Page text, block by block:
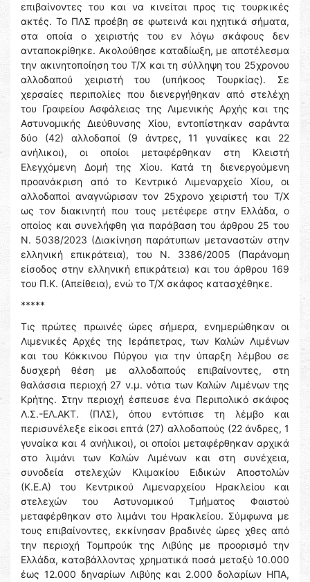
επιβαίνοντες του και να κινείται προς τις τουρκικές
ακτές. Το ΠΛΣ προέβη σε φωτεινά και ηχητικά σήματα,
στα οποία ο χειριστής του εν λόγω σκάφους δεν
ανταποκρίθηκε. Ακολούθησε καταδίωξη, με αποτέλεσμα
την ακινητοποίηση του Τ/Χ και τη σύλληψη του 25χρονου
αλλοδαπού χειριστή του (υπήκοος Τουρκίας). Σε
χερσαίες περιπολίες που διενεργήθηκαν από στελέχη
του Γραφείου Ασφάλειας της Λιμενικής Αρχής και της
Αστυνομικής Διεύθυνσης Χίου, εντοπίστηκαν σαράντα
δύο (42) αλλοδαποί (9 άντρες, 11 γυναίκες και 22
ανήλικοι), οι οποίοι μεταφέρθηκαν στη Κλειστή
Ελεγχόμενη Δομή της Χίου. Κατά τη διενεργούμενη
προανάκριση από το Κεντρικό Λιμεναρχείο Χίου, οι
αλλοδαποί αναγνώρισαν τον 25χρονο χειριστή του Τ/Χ
ως τον διακινητή που τους μετέφερε στην Ελλάδα, ο
οποίος και συνελήφθη για παράβαση του άρθρου 25 του
Ν. 5038/2023 (Διακίνηση παράτυπων μεταναστών στην
ελληνική επικράτεια), του Ν. 3386/2005 (Παράνομη
είσοδος στην ελληνική επικράτεια) και του άρθρου 169
του Π.Κ. (Απείθεια), ενώ το Τ/Χ σκάφος κατασχέθηκε.
*****
Τις πρώτες πρωινές ώρες σήμερα, ενημερώθηκαν οι
Λιμενικές Αρχές της Ιεράπετρας, των Καλών Λιμένων
και του Κόκκινου Πύργου για την ύπαρξη λέμβου σε
δυσχερή θέση με αλλοδαπούς επιβαίνοντες, στη
θαλάσσια περιοχή 27 ν.μ. νότια των Καλών Λιμένων της
Κρήτης. Στην περιοχή έσπευσε ένα Περιπολικό σκάφος
Λ.Σ.-ΕΛ.ΑΚΤ. (ΠΛΣ), όπου εντόπισε τη λέμβο και
περισυνέλεξε είκοσι επτά (27) αλλοδαπούς (22 άνδρες, 1
γυναίκα και 4 ανήλικοι), οι οποίοι μεταφέρθηκαν αρχικά
στο λιμάνι των Καλών Λιμένων και στη συνέχεια,
συνοδεία στελεχών Κλιμακίου Ειδικών Αποστολών
(Κ.Ε.Α) του Κεντρικού Λιμεναρχείου Ηρακλείου και
στελεχών του Αστυνομικού Τμήματος Φαιστού
μεταφέρθηκαν στο λιμάνι του Ηρακλείου. Σύμφωνα με
τους επιβαίνοντες, εκκίνησαν βραδινές ώρες χθες από
την περιοχή Τομπρούκ της Λιβύης με προορισμό την
Ελλάδα, καταβάλλοντας χρηματικά ποσά μεταξύ 10.000
έως 12.000 δηναρίων Λιβύης και 2.000 δολαρίων ΗΠΑ,